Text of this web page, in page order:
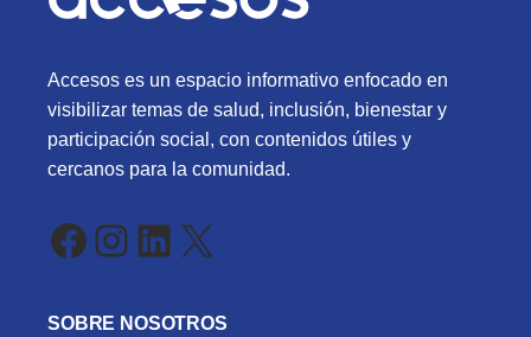
Accesos es un espacio informativo enfocado en
visibilizar temas de salud, inclusión, bienestar y
participación social, con contenidos útiles y
cercanos para la comunidad.
Facebook
Instagram
LinkedIn
X
SOBRE NOSOTROS